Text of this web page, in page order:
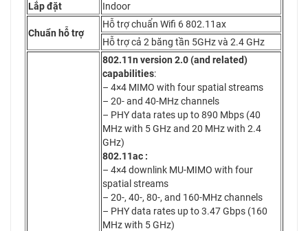
Lắp đặt Indoor
Chuẩn hỗ trợ
Hỗ trợ chuẩn Wifi 6 802.11ax
Hỗ trợ cả 2 băng tần 5GHz và 2.4 GHz
802.11n version 2.0 (and related)
capabilities:
– 4×4 MIMO with four spatial streams
– 20- and 40-MHz channels
– PHY data rates up to 890 Mbps (40
MHz with 5 GHz and 20 MHz with 2.4
GHz)
802.11ac :
– 4×4 downlink MU-MIMO with four
spatial streams
– 20-, 40-, 80-, and 160-MHz channels
– PHY data rates up to 3.47 Gbps (160
MHz with 5 GHz)